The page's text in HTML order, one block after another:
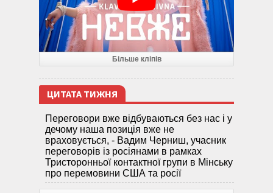
Більше кліпів
ЦИТАТА ТИЖНЯ
Переговори вже відбуваються без нас і у
дечому наша позиція вже не
враховується, - Вадим Черниш, учасник
переговорів із росіянами в рамках
Тристоронньої контактної групи в Мінську
про перемовини США та росії